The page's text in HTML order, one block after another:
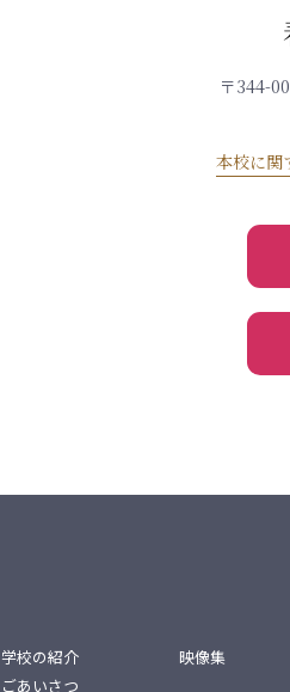
〒344-
本校に関
学校の紹介
ごあいさつ
映像集